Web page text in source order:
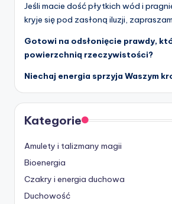
Jeśli macie dość płytkich wód i
kryje się pod zasłoną iluzji,
Gotowi na odsłonięcie prawdy,
powierzchnią rzeczywistości?
Niechaj energia sprzyja Waszym
Kategorie
Amulety i talizmany magii
Bioenergia
Czakry i energia duchowa
Duchowość